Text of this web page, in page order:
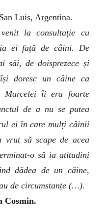
Luis, Argentina.
la consultație cu
ei față de câini. De
săi, de doisprezece și
doresc un câine ca
Marcelei îi era foarte
de a nu se putea
ei în care mulți câinii
vrut să scape de acea
o să ia atitudini
dădea de un câine,
de circumstanțe(…).
Cosmin.